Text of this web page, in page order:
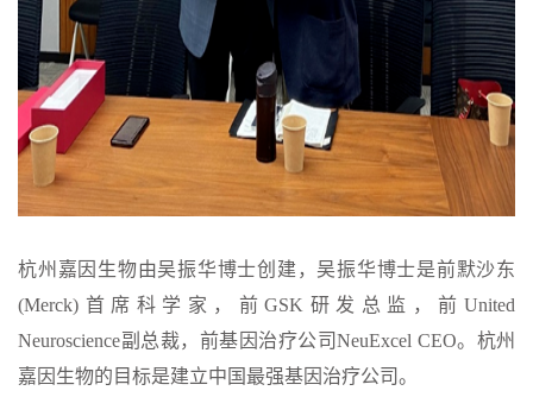
杭州嘉因生物由吴振华博士创建，吴振华博士是前默沙东
(Merck)首席科学家，前GSK研发总监，前United
Neuroscience副总裁，前基因治疗公司NeuExcel CEO。杭州
嘉因生物的目标是建立中国最强基因治疗公司。